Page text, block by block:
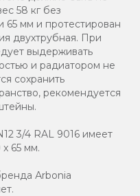
58 кг без
65 мм и протестирован
двухтрубная. При
выдерживать
и радиатором не
сохранить
рекомендуется
3/4 RAL 9016 имеет
65 мм.
Аrbonia